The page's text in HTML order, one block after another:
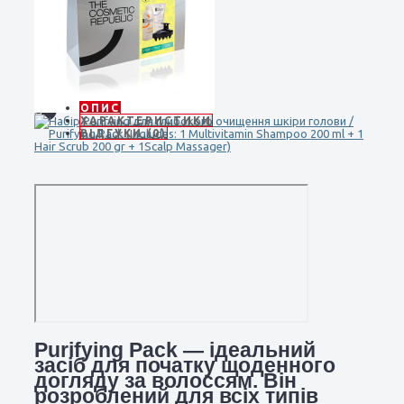
ОПИС
ХАРАКТЕРИСТИКИ
ВІДГУКИ (0)
Purifying Pack — ідеальний
засіб для початку щоденного
догляду за волоссям. Він
розроблений для всіх типів